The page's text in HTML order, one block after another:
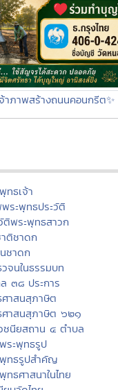
าภาพสร้างถนนคอนกรีต✨
ทธเจ้า
ระพุทธประวัติ
ติพระพุทธสาวก
ติชาดก
ชาดก
จนในธรรมบท
๓๘ ประการ
าสนสุภาษิต
าสนสุภาษิต ๖๒๑
ชนียสถาน ๔ ตำบล
ระพุทธรูป
ทธรูปสำคัญ
ทธศาสนาในไทย